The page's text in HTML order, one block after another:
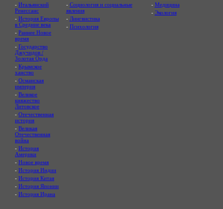
- Итальянский
Ренессанс
- История Европы
в Средние века
- Раннее Новое
время
- Государство
Джучидов /
Золотая Орда
- Крымское
ханство
- Османская
империя
- Великое
княжество
Литовское
- Отечественная
история
- Великая
Отечественная
война
- История
Америки
- Новое время
- История Индии
- История Китая
- История Японии
- История Ирана
- Социология и социальные
явления
- Лингвистика
- Психология
- Медицина
- Экология